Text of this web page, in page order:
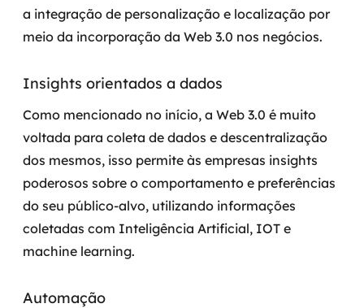
a integração de personalização e localização por
meio da incorporação da Web 3.0 nos negócios.
Insights orientados a dados
Como mencionado no início, a Web 3.0 é muito
voltada para coleta de dados e descentralização
dos mesmos, isso permite às empresas insights
poderosos sobre o comportamento e preferências
do seu público-alvo, utilizando informações
coletadas com Inteligência Artificial, IOT e
machine learning.
Automação